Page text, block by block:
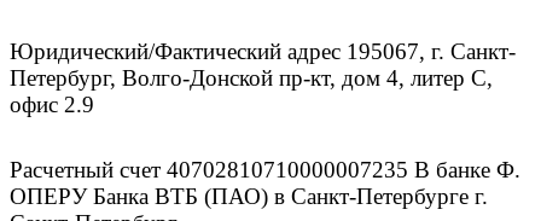
Юридический/Фактический адрес 195067, г. Санкт-
Петербург, Волго-Донской пр-кт, дом 4, литер С,
офис 2.9
Расчетный счет 40702810710000007235 В банке Ф.
ОПЕРУ Банка ВТБ (ПАО) в Санкт-Петербурге г.